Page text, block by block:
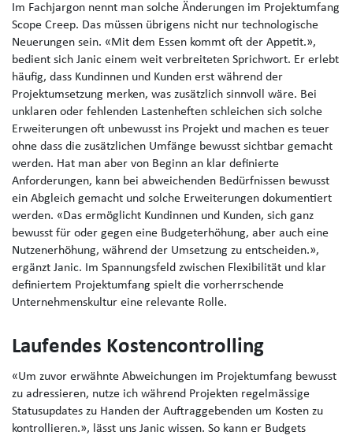
Im Fachjargon nennt man solche Änderungen im Projektumfang
Scope Creep. Das müssen übrigens nicht nur technologische
Neuerungen sein. «Mit dem Essen kommt oft der Appetit.»,
bedient sich Janic einem weit verbreiteten Sprichwort. Er erlebt
häufig, dass Kundinnen und Kunden erst während der
Projektumsetzung merken, was zusätzlich sinnvoll wäre. Bei
unklaren oder fehlenden Lastenheften schleichen sich solche
Erweiterungen oft unbewusst ins Projekt und machen es teuer
ohne dass die zusätzlichen Umfänge bewusst sichtbar gemacht
werden. Hat man aber von Beginn an klar definierte
Anforderungen, kann bei abweichenden Bedürfnissen bewusst
ein Abgleich gemacht und solche Erweiterungen dokumentiert
werden. «Das ermöglicht Kundinnen und Kunden, sich ganz
bewusst für oder gegen eine Budgeterhöhung, aber auch eine
Nutzenerhöhung, während der Umsetzung zu entscheiden.»,
ergänzt Janic. Im Spannungsfeld zwischen Flexibilität und klar
definiertem Projektumfang spielt die vorherrschende
Unternehmenskultur eine relevante Rolle.
Laufendes Kostencontrolling
«Um zuvor erwähnte Abweichungen im Projektumfang bewusst
zu adressieren, nutze ich während Projekten regelmässige
Statusupdates zu Handen der Auftraggebenden um Kosten zu
kontrollieren.», lässt uns Janic wissen. So kann er Budgets